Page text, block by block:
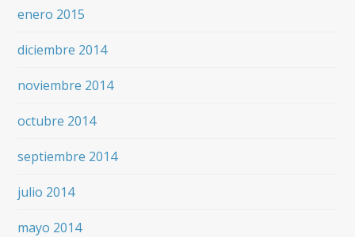
enero 2015
diciembre 2014
noviembre 2014
octubre 2014
septiembre 2014
julio 2014
mayo 2014